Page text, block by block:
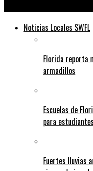
Noticias Locales SWFL
Florida reporta
armadillos
Escuelas de
para
Fuertes lluvias